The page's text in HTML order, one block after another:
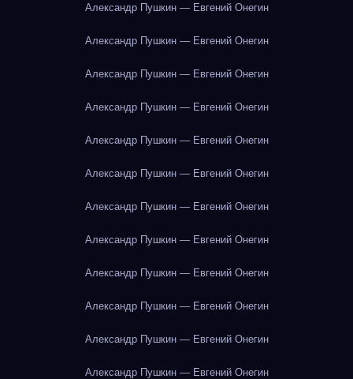
Александр Пушкин — Евгений Онегин
Александр Пушкин — Евгений Онегин
Александр Пушкин — Евгений Онегин
Александр Пушкин — Евгений Онегин
Александр Пушкин — Евгений Онегин
Александр Пушкин — Евгений Онегин
Александр Пушкин — Евгений Онегин
Александр Пушкин — Евгений Онегин
Александр Пушкин — Евгений Онегин
Александр Пушкин — Евгений Онегин
Александр Пушкин — Евгений Онегин
Александр Пушкин — Евгений Онегин